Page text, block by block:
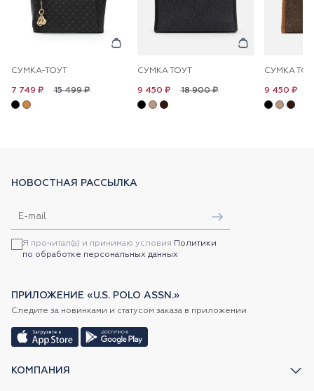
СУМКА-ТОУТ
15 499 ₽
7 749 ₽
СУМКА ТОУТ
18 900 ₽
9 450 ₽
СУМКА
9 450 ₽
КОМПАНИЯ
НОВОСТНАЯ РАССЫЛКА
Я прочитал(а) и принимаю условия Политики
по обработке персональных данных
ПРИЛОЖЕНИЕ «U.S. POLO ASSN.»
Следите за новинками и статусом заказа в приложении